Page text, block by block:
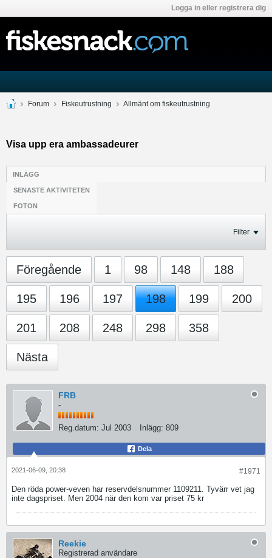
Logga in eller registrera dig
Forum Fiskeutrustning Allmänt om fiskeutrustning
Visa upp era ambassadeurer
INLÄGG
SENASTE AKTIVITETEN
FOTON
Filter
Föregående 1 98 148 188
195 196 197 198 199 200
201 208 248 298 358
Nästa
FRB
-
Reg.datum: Jul 2003 Inlägg: 809
Dela
#1971
2021-06-09, 20:38
Den röda power-veven har reservdelsnummer 1109211. Tyvärr vet jag
inte dagspriset. Men 2004 när den kom var priset 75 kr
Reekie
Registrerad användare